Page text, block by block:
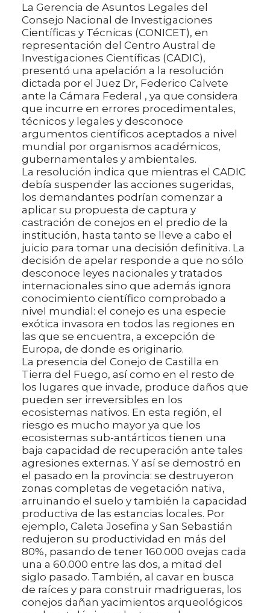
La Gerencia de Asuntos Legales del
Consejo Nacional de Investigaciones
Científicas y Técnicas (CONICET), en
representación del Centro Austral de
Investigaciones Científicas (CADIC),
presentó una apelación a la resolución
dictada por el Juez Dr, Federico Calvete
ante la Cámara Federal , ya que considera
que incurre en errores procedimentales,
técnicos y legales y desconoce
argumentos científicos aceptados a nivel
mundial por organismos académicos,
gubernamentales y ambientales.
La resolución indica que mientras el CADIC
debía suspender las acciones sugeridas,
los demandantes podrían comenzar a
aplicar su propuesta de captura y
castración de conejos en el predio de la
institución, hasta tanto se lleve a cabo el
juicio para tomar una decisión definitiva. La
decisión de apelar responde a que no sólo
desconoce leyes nacionales y tratados
internacionales sino que además ignora
conocimiento científico comprobado a
nivel mundial: el conejo es una especie
exótica invasora en todos las regiones en
las que se encuentra, a excepción de
Europa, de donde es originario.
La presencia del Conejo de Castilla en
Tierra del Fuego, así como en el resto de
los lugares que invade, produce daños que
pueden ser irreversibles en los
ecosistemas nativos. En esta región, el
riesgo es mucho mayor ya que los
ecosistemas sub-antárticos tienen una
baja capacidad de recuperación ante tales
agresiones externas. Y así se demostró en
el pasado en la provincia: se destruyeron
zonas completas de vegetación nativa,
arruinando el suelo y también la capacidad
productiva de las estancias locales. Por
ejemplo, Caleta Josefina y San Sebastián
redujeron su productividad en más del
80%, pasando de tener 160.000 ovejas cada
una a 60.000 entre las dos, a mitad del
siglo pasado. También, al cavar en busca
de raíces y para construir madrigueras, los
conejos dañan yacimientos arqueológicos